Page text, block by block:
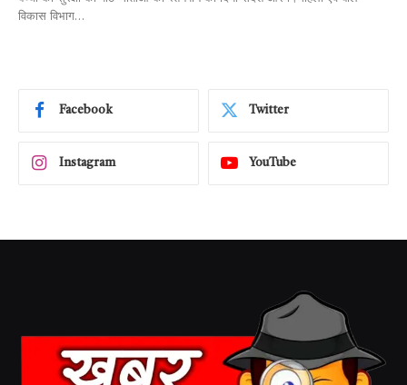
विकास विभाग…
Facebook Twitter
Instagram YouTube